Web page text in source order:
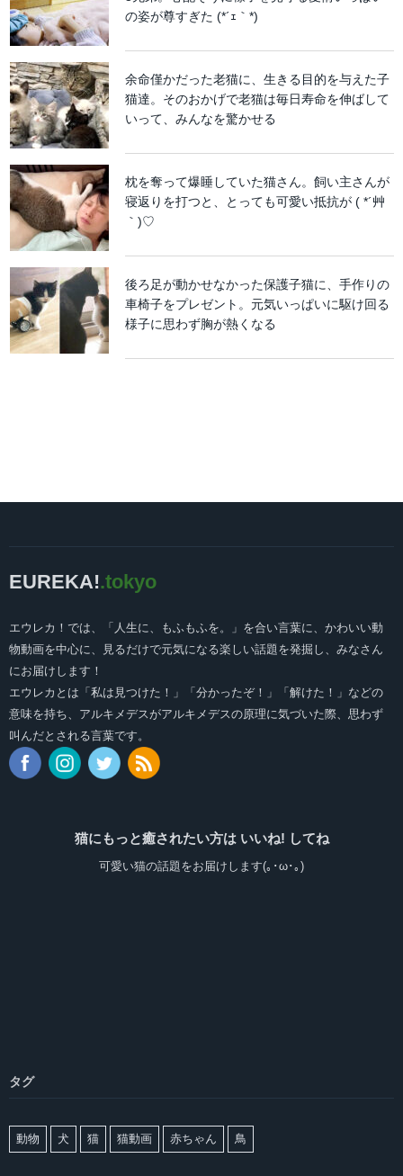
の姿が尊すぎた (*´ｪ｀*)
余命僅かだった老猫に、生きる目的を与えた子
猫達。そのおかげで老猫は毎日寿命を伸ばして
いって、みんなを驚かせる
枕を奪って爆睡していた猫さん。飼い主さんが
寝返りを打つと、とっても可愛い抵抗が ( *´艸
｀)♡
後ろ足が動かせなかった保護子猫に、手作りの
車椅子をプレゼント。元気いっぱいに駆け回る
様子に思わず胸が熱くなる
EUREKA!.tokyo
エウレカ！では、「人生に、もふもふを。」を合い言葉に、かわいい動
物動画を中心に、見るだけで元気になる楽しい話題を発掘し、みなさん
にお届けします！
エウレカとは「私は見つけた！」「分かったぞ！」「解けた！」などの
意味を持ち、アルキメデスがアルキメデスの原理に気づいた際、思わず
叫んだとされる言葉です。
猫にもっと癒されたい方は いいね! してね
可愛い猫の話題をお届けします(｡･ω･｡)
タグ
動物 犬 猫 猫動画 赤ちゃん 鳥